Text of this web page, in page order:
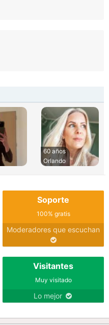
60 años
Orlando
Soporte
100% gratis
Moderadores que escuchan
Visitantes
Muy visitado
Lo mejor